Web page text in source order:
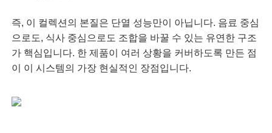
즉, 이 컬렉션의 본질은 단열 성능만이 아닙니다. 음료 중심
으로도, 식사 중심으로도 조합을 바꿀 수 있는 유연한 구조
가 핵심입니다. 한 제품이 여러 상황을 커버하도록 만든 점
이 이 시스템의 가장 현실적인 장점입니다.